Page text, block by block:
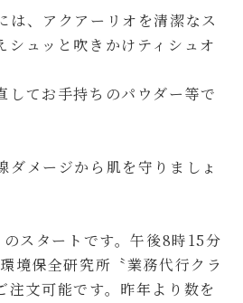
は、アクアーリオを清潔なス
シュッと吹きかけティシュオ
してお手持ちのパウダー等で
ダメージから肌を守りましょ
スタートです。午後8時15分
境保全研究所〝業務代行クラ
注文可能です。昨年より数を